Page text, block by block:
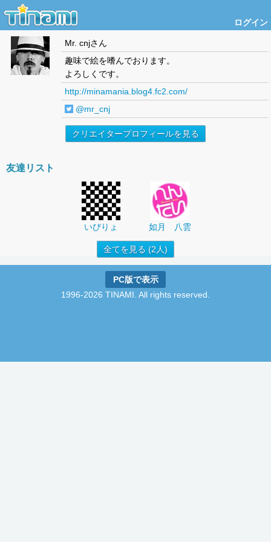
ログイン
Mr. cnjさん
趣味で絵を嗜んでおります。
よろしくです。
http://minamania.blog4.fc2.com/
@mr_cnj
クリエイタープロフィールを見る
友達リスト
いびりょ 如月 八雲
全てを見る (2人)
PC版で表示
1996-2026 TINAMI. All rights reserved.